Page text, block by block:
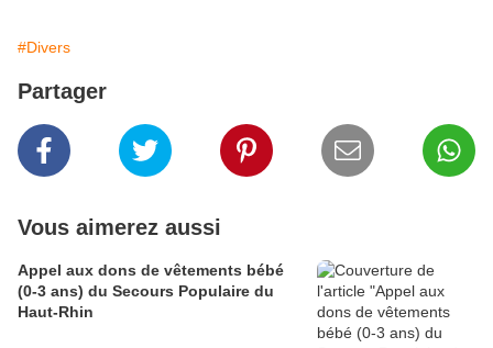
#Divers
Partager
Vous aimerez aussi
Appel aux dons de vêtements bébé
(0-3 ans) du Secours Populaire du
Haut-Rhin